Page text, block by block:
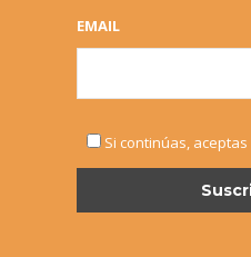
19º Circuito
Inglés» –
EMAIL
Si continúas,